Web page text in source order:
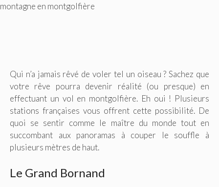
montagne en montgolfière
Qui n’a jamais rêvé de voler tel un oiseau ? Sachez que
votre rêve pourra devenir réalité (ou presque) en
effectuant un vol en montgolfière. Eh oui ! Plusieurs
stations françaises vous offrent cette possibilité. De
quoi se sentir comme le maître du monde tout en
succombant aux panoramas à couper le souffle à
plusieurs mètres de haut.
Le Grand Bornand